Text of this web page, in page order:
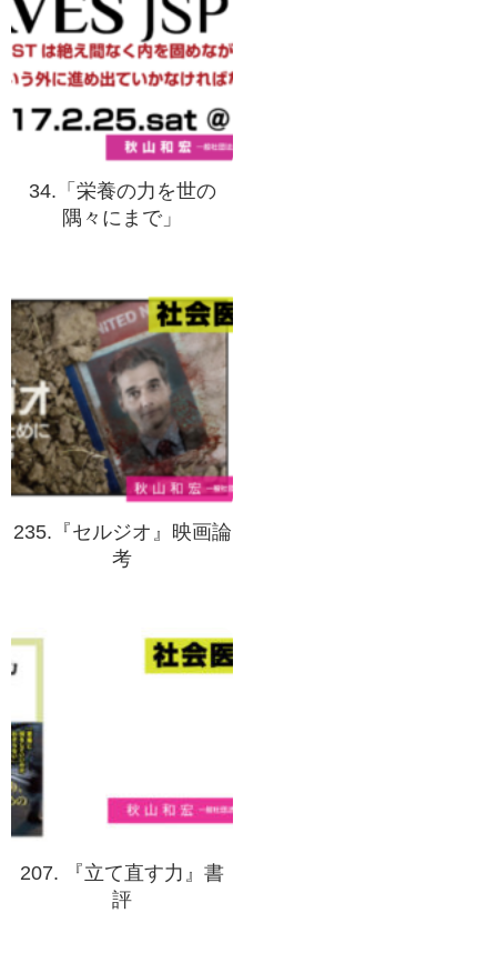
34.「栄養の力を世の
隅々にまで」
235.『セルジオ』映画論
考
207. 『立て直す力』書
評